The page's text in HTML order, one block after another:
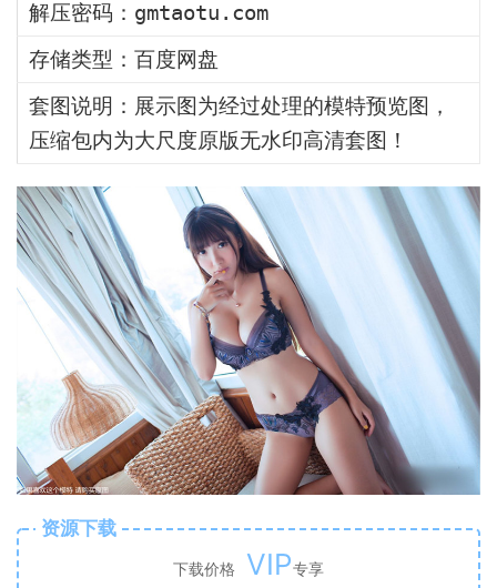
解压密码：gmtaotu.com
存储类型：百度网盘
套图说明：展示图为经过处理的模特预览图，
压缩包内为大尺度原版无水印高清套图！
资源下载
下载价格 VIP专享